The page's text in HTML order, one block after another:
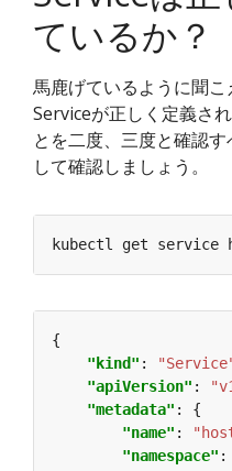
ているか？
馬鹿げているように聞こ
Serviceが正しく定義さ
とを二度、三度と確認
して確認しましょう。
"kind" :
"apiVersion" :
"metadata"
"name" :
"namespace" :